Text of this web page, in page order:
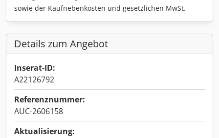
sowie der Kaufnebenkosten und gesetzlichen MwSt.
Details zum Angebot
Inserat-ID:
A22126792
Referenznummer:
AUC-2606158
Aktualisierung: